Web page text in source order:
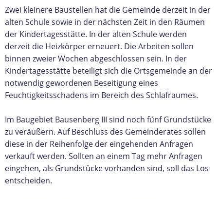
Zwei kleinere Baustellen hat die Gemeinde derzeit in der
alten Schule sowie in der nächsten Zeit in den Räumen
der Kindertagesstätte. In der alten Schule werden
derzeit die Heizkörper erneuert. Die Arbeiten sollen
binnen zweier Wochen abgeschlossen sein. In der
Kindertagesstätte beteiligt sich die Ortsgemeinde an der
notwendig gewordenen Beseitigung eines
Feuchtigkeitsschadens im Bereich des Schlafraumes.
Im Baugebiet Bausenberg III sind noch fünf Grundstücke
zu veräußern. Auf Beschluss des Gemeinderates sollen
diese in der Reihenfolge der eingehenden Anfragen
verkauft werden. Sollten an einem Tag mehr Anfragen
eingehen, als Grundstücke vorhanden sind, soll das Los
entscheiden.